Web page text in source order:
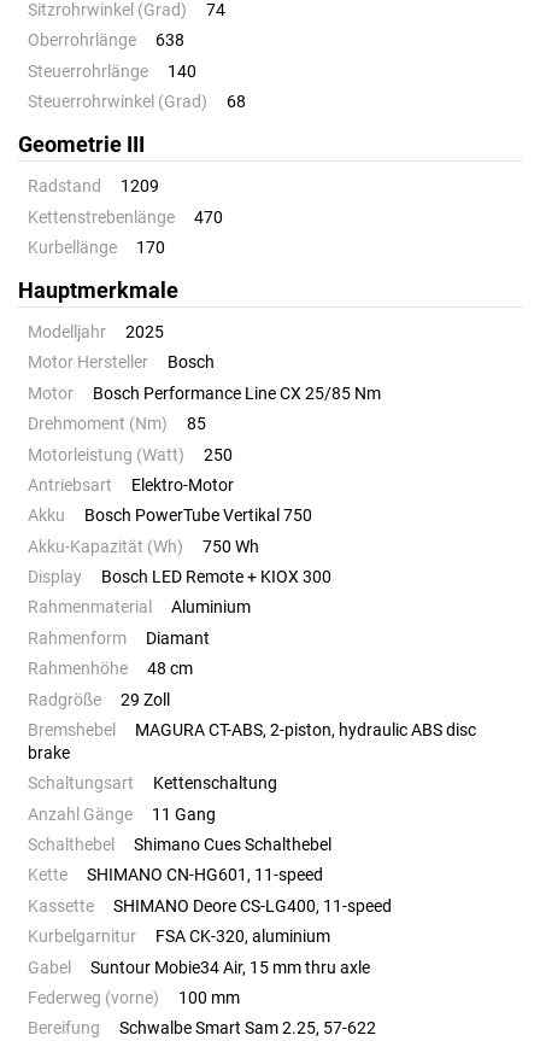
Sitzrohrwinkel (Grad)
74
Oberrohrlänge
638
Steuerrohrlänge
140
Steuerrohrwinkel (Grad)
68
Geometrie III
Radstand
1209
Kettenstrebenlänge
470
Kurbellänge
170
Hauptmerkmale
Modelljahr
2025
Motor Hersteller
Bosch
Motor
Bosch Performance Line CX 25/85 Nm
Drehmoment (Nm)
85
Motorleistung (Watt)
250
Antriebsart
Elektro-Motor
Akku
Bosch PowerTube Vertikal 750
Akku-Kapazität (Wh)
750 Wh
Display
Bosch LED Remote + KIOX 300
Rahmenmaterial
Aluminium
Rahmenform
Diamant
Rahmenhöhe
48 cm
Radgröße
29 Zoll
Bremshebel
MAGURA CT-ABS, 2-piston, hydraulic ABS disc
brake
Schaltungsart
Kettenschaltung
Anzahl Gänge
11 Gang
Schalthebel
Shimano Cues Schalthebel
Kette
SHIMANO CN-HG601, 11-speed
Kassette
SHIMANO Deore CS-LG400, 11-speed
Kurbelgarnitur
FSA CK-320, aluminium
Gabel
Suntour Mobie34 Air, 15 mm thru axle
Federweg (vorne)
100 mm
Bereifung
Schwalbe Smart Sam 2.25, 57-622